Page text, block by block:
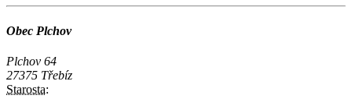
Obec Plchov
Plchov 64
27375 Třebíz
Starosta: